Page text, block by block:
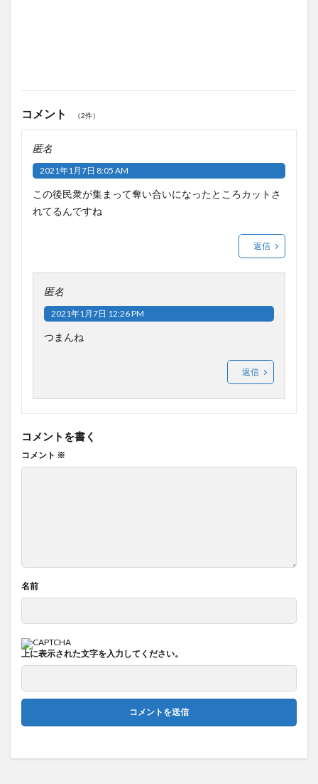
コメント （2件）
匿名
2021年1月7日 8:05 AM
この後民衆が集まって奪い合いになったところカットさ
れてるんですね
返信
匿名
2021年1月7日 12:26 PM
つまんね
返信
コメントを書く
コメント ※
名前
上に表示された文字を入力してください。